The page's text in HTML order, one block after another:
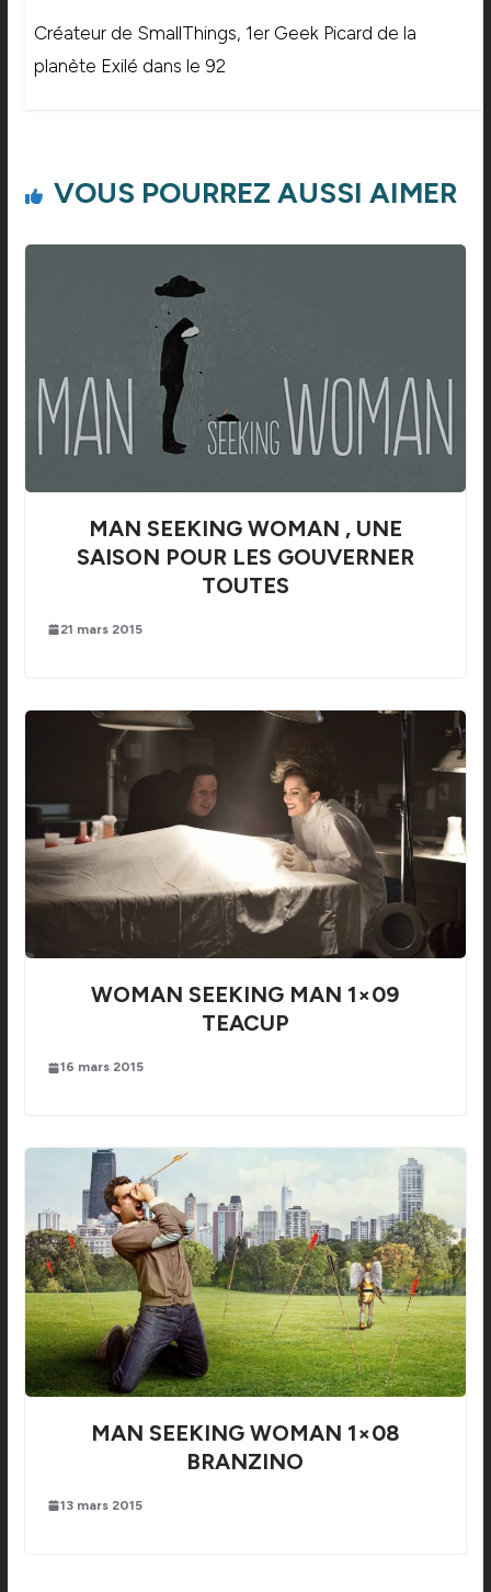
Créateur de SmallThings, 1er Geek Picard de la
planète Exilé dans le 92
VOUS POURREZ AUSSI AIMER
MAN SEEKING WOMAN , UNE
SAISON POUR LES GOUVERNER
TOUTES
21 mars 2015
WOMAN SEEKING MAN 1×09
TEACUP
16 mars 2015
MAN SEEKING WOMAN 1×08
BRANZINO
13 mars 2015